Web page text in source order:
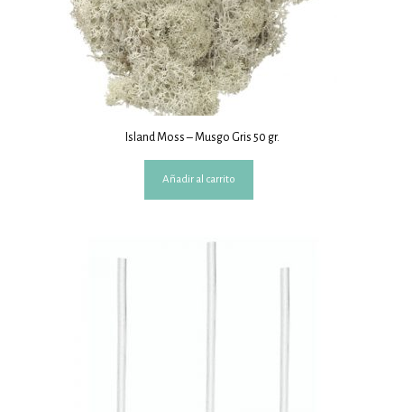
Island Moss – Musgo Gris 50 gr.
Añadir al carrito